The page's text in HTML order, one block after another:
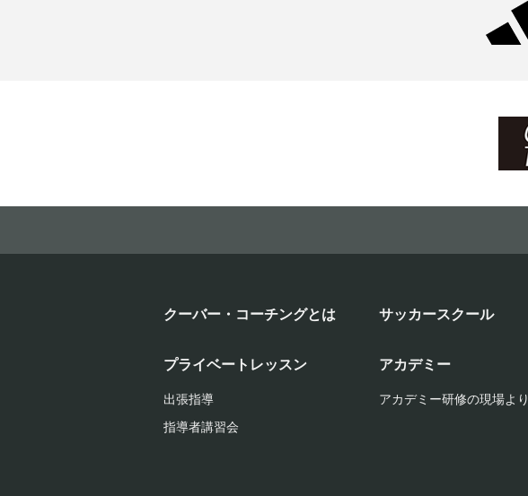
クーバー・コーチングとは サッカースクール
プライベートレッスン
出張指導
指導者講習会
アカデミー
アカデミー研修の現場より